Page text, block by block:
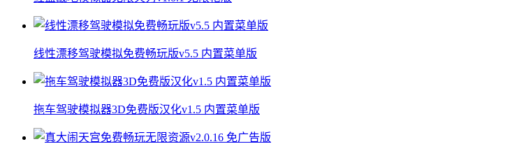
线性漂移驾驶模拟免费畅玩版v5.5 内置菜单版
拖车驾驶模拟器3D免费版汉化v1.5 内置菜单版